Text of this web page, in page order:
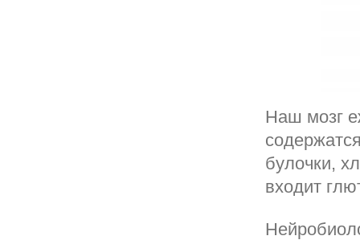
Наш мозг
булочки,
входит